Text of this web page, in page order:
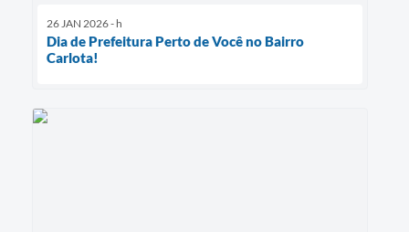
26 JAN 2026 - h
Dia de Prefeitura Perto de Você no Bairro
Carlota!